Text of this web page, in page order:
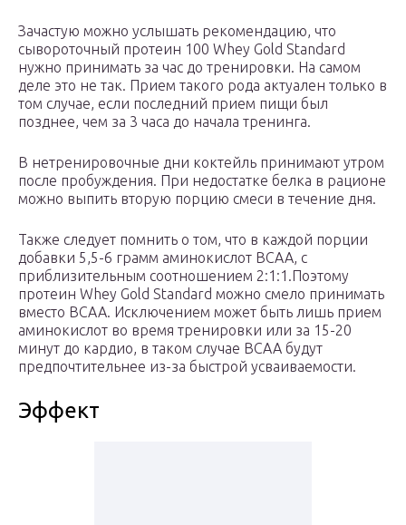
Зачастую можно услышать рекомендацию, что
сывороточный протеин 100 Whey Gold Standard
нужно принимать за час до тренировки. На самом
деле это не так. Прием такого рода актуален только в
том случае, если последний прием пищи был
позднее, чем за 3 часа до начала тренинга.
В нетренировочные дни коктейль принимают утром
после пробуждения. При недостатке белка в рационе
можно выпить вторую порцию смеси в течение дня.
Также следует помнить о том, что в каждой порции
добавки 5,5-6 грамм аминокислот BCAA, с
приблизительным соотношением 2:1:1.Поэтому
протеин Whey Gold Standard можно смело принимать
вместо BCAA. Исключением может быть лишь прием
аминокислот во время тренировки или за 15-20
минут до кардио, в таком случае ВСАА будут
предпочтительнее из-за быстрой усваиваемости.
Эффект